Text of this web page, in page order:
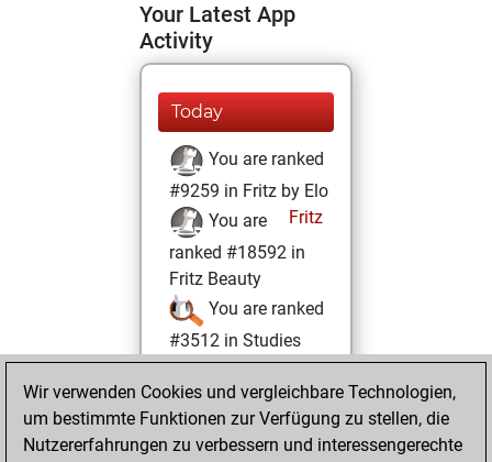
Your Latest App
Activity
Today
You are ranked
#9259 in Fritz by Elo
Fritz
You are
ranked #18592 in
Fritz Beauty
You are ranked
#3512 in Studies
solving
Studies
Mittwoch, Juli 7,
2021
Wir verwenden Cookies und vergleichbare Technologien,
um bestimmte Funktionen zur Verfügung zu stellen, die
Nutzererfahrungen zu verbessern und interessengerechte